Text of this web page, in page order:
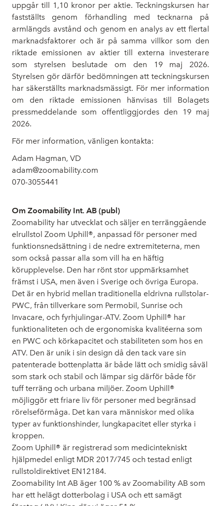
uppgår till 1,10 kronor per aktie. Teckningskursen har
fastställts genom förhandling med tecknarna på
armlängds avstånd och genom en analys av ett flertal
marknadsfaktorer och är på samma villkor som den
riktade emissionen av aktier till externa investerare
som styrelsen beslutade om den 19 maj 2026.
Styrelsen gör därför bedömningen att teckningskursen
har säkerställts marknadsmässigt. För mer information
om den riktade emissionen hänvisas till Bolagets
pressmeddelande som offentliggjordes den 19 maj
2026.
För mer information, vänligen kontakta:
Adam Hagman, VD
adam@zoomability.com
070-3055441
Om Zoomability Int. AB (publ)
Zoomability har utvecklat och säljer en terränggående
elrullstol Zoom Uphill®, anpassad för personer med
funktionsnedsättning i de nedre extremiteterna, men
som också passar alla som vill ha en häftig
körupplevelse. Den har rönt stor uppmärksamhet
främst i USA, men även i Sverige och övriga Europa.
Det är en hybrid mellan traditionella eldrivna rullstolar-
PWC, från tillverkare som Permobil, Sunrise och
Invacare, och fyrhjulingar-ATV. Zoom Uphill® har
funktionaliteten och de ergonomiska kvalitéerna som
en PWC och körkapacitet och stabiliteten som hos en
ATV. Den är unik i sin design då den tack vare sin
patenterade bottenplatta är både lätt och smidig såväl
som stark och stabil och lämpar sig därför både för
tuff terräng och urbana miljöer. Zoom Uphill®
möjliggör ett friare liv för personer med begränsad
rörelseförmåga. Det kan vara människor med olika
typer av funktionshinder, lungkapacitet eller styrka i
kroppen.
Zoom Uphill® är registrerad som medicintekniskt
hjälpmedel enligt MDR 2017/745 och testad enligt
rullstoldirektivet EN12184.
Zoomability Int AB äger 100 % av Zoomability AB som
har ett helägt dotterbolag i USA och ett samägt